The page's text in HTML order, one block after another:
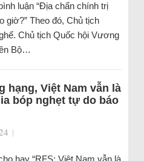
luận “Địa chấn chính trị
giờ?” Theo đó, Chủ tịch
Chủ tịch Quốc hội Vương
Bộ…
hạng, Việt Nam vẫn là
bóp nghẹt tự do báo
|
hay “RFS: Việt Nam vẫn là